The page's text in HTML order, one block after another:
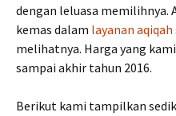
dengan leluasa memilihnya.
kemas dalam layanan
melihatnya. Harga yang
sampai akhir tahun 2016.
Berikut kami tampilkan